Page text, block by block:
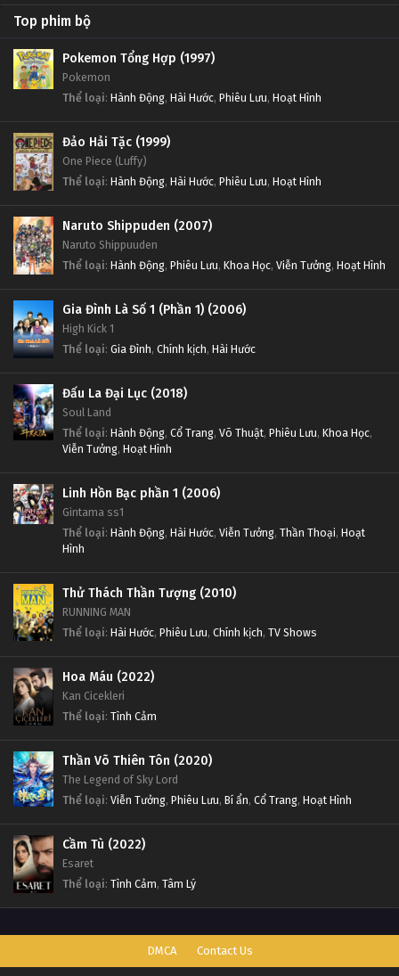
Top phim bộ
Pokemon Tổng Hợp (1997)
Pokemon
Thể loại: Hành Động, Hài Hước, Phiêu Lưu, Hoạt Hình
Đảo Hải Tặc (1999)
One Piece (Luffy)
Thể loại: Hành Động, Hài Hước, Phiêu Lưu, Hoạt Hình
Naruto Shippuden (2007)
Naruto Shippuuden
Thể loại: Hành Động, Phiêu Lưu, Khoa Học, Viễn Tưởng, Hoạt Hình
Gia Đình Là Số 1 (Phần 1) (2006)
High Kick 1
Thể loại: Gia Đình, Chính kịch, Hài Hước
Đấu La Đại Lục (2018)
Soul Land
Thể loại: Hành Động, Cổ Trang, Võ Thuật, Phiêu Lưu, Khoa Học,
Viễn Tưởng, Hoạt Hình
Linh Hồn Bạc phần 1 (2006)
Gintama ss1
Thể loại: Hành Động, Hài Hước, Viễn Tưởng, Thần Thoại, Hoạt
Hình
Thử Thách Thần Tượng (2010)
RUNNING MAN
Thể loại: Hài Hước, Phiêu Lưu, Chính kịch, TV Shows
Hoa Máu (2022)
Kan Cicekleri
Thể loại: Tình Cảm
Thần Võ Thiên Tôn (2020)
The Legend of Sky Lord
Thể loại: Viễn Tưởng, Phiêu Lưu, Bí ẩn, Cổ Trang, Hoạt Hình
Cầm Tù (2022)
Esaret
Thể loại: Tình Cảm, Tâm Lý
DMCA Contact Us